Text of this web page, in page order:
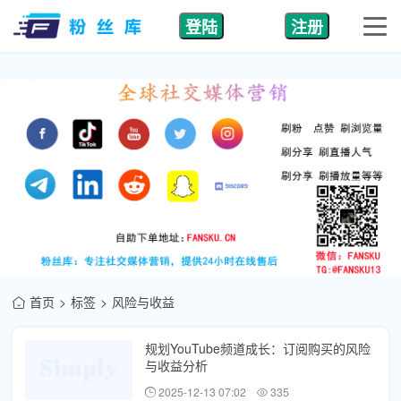
登陆 注册
首页 标签 风险与收益
规划YouTube频道成长：订阅购买的风险
与收益分析
2025-12-13 07:02 335